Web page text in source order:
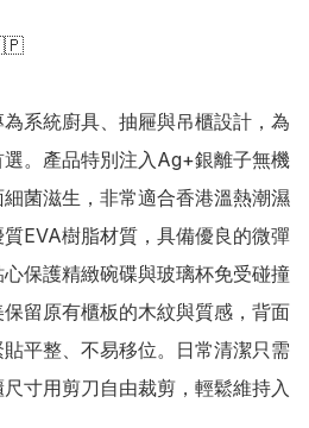
系統廚具、抽屜與吊櫃設計，為
。產品特別注入Ag+銀離子無機
菌滋生，非常適合香港溫熱潮濕
EVA樹脂材質，具備優良的微彈
保護精緻碗碟與玻璃杯免受碰撞
留原有櫃板的木紋與質感，背面
平整、不易移位。日常清潔只需
寸用剪刀自由裁剪，輕鬆維持入